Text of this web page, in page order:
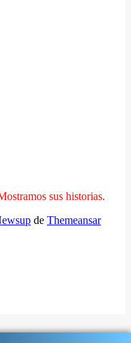
sus historias.
de Themeansar